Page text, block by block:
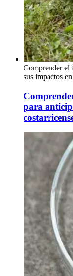
Comprender el
sus impactos
para